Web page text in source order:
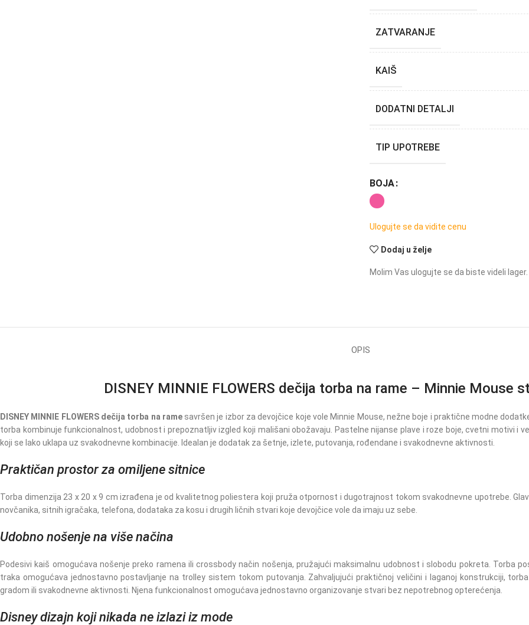
ZATVARANJE
KAIŠ
DODATNI DETALJI
TIP UPOTREBE
BOJA
Ulogujte se da vidite cenu
Dodaj u želje
Molim Vas ulogujte se da biste videli lager.
OPIS
DISNEY MINNIE FLOWERS dečija torba na rame – Minnie Mouse
DISNEY MINNIE FLOWERS dečija torba na ramesavršen je izbor za devojčice koje vole Minnie Mouse, nežne boje i praktične modne
torba kombinuje funkcionalnost, udobnost i prepoznatljiv izgled koji mališani obožavaju. Pastelne nijanse plave i roze boje, cvetni motivi i
koji se lako uklapa uz svakodnevne kombinacije. Idealan je dodatak za šetnje, izlete, putovanja, rođendane i svakodnevne aktivnosti.
Praktičan prostor za omiljene sitnice
Torba dimenzija 23 x 20 x 9 cm izrađena je od kvalitetnog poliestera koji pruža otpornost i dugotrajnost tokom svakodnevne upotrebe.
novčanika, sitnih igračaka, telefona, dodataka za kosu i drugih ličnih stvari koje devojčice vole da imaju uz sebe.
Udobno nošenje na više načina
Podesivi kaiš omogućava nošenje preko ramena ili crossbody način nošenja, pružajući maksimalnu udobnost i slobodu pokreta. Torba
traka omogućava jednostavno postavljanje na trolley sistem tokom putovanja. Zahvaljujući praktičnoj veličini i laganoj konstrukciji,
gradom ili svakodnevne aktivnosti. Njena funkcionalnost omogućava jednostavno organizovanje stvari bez nepotrebnog opterećenja.
Disney dizajn koji nikada ne izlazi iz mode